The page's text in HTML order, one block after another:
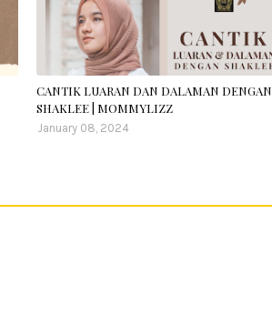
CANTIK LUARAN DAN DALAMAN DENGAN
SHAKLEE | MOMMYLIZZ
January 08, 2024